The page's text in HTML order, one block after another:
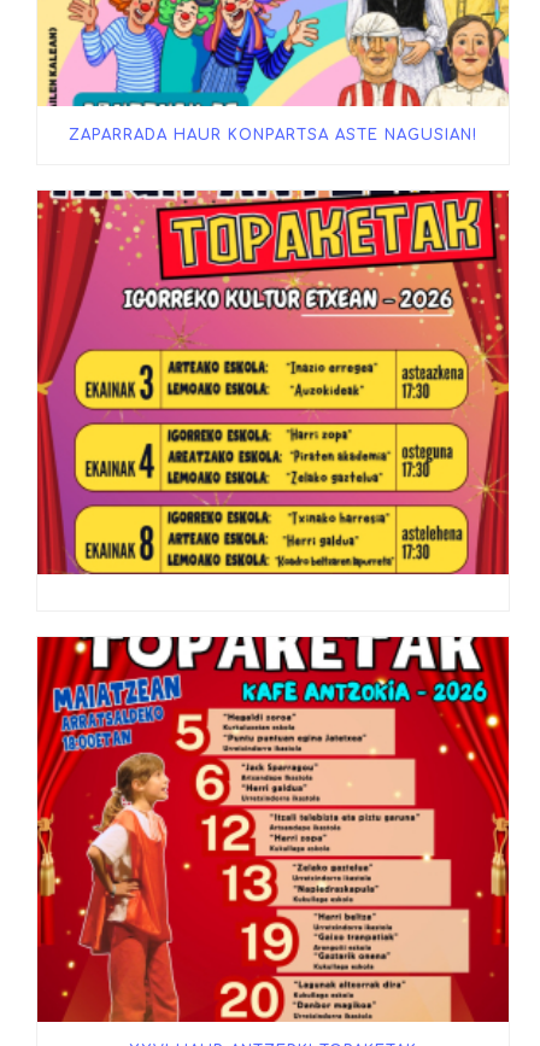
ZAPARRADA HAUR KONPARTSA ASTE NAGUSIAN!